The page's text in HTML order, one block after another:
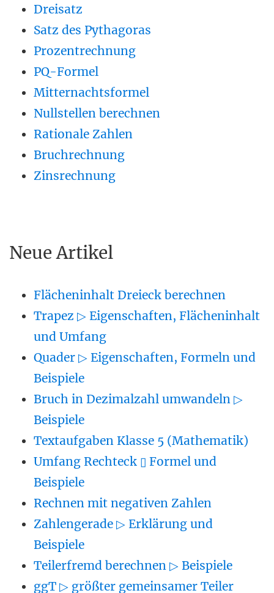
Dreisatz
Satz des Pythagoras
Prozentrechnung
PQ-Formel
Mitternachtsformel
Nullstellen berechnen
Rationale Zahlen
Bruchrechnung
Zinsrechnung
Neue Artikel
Flächeninhalt Dreieck berechnen
Trapez ▷ Eigenschaften, Flächeninhalt
und Umfang
Quader ▷ Eigenschaften, Formeln und
Beispiele
Bruch in Dezimalzahl umwandeln ▷
Beispiele
Textaufgaben Klasse 5 (Mathematik)
Umfang Rechteck ▯ Formel und
Beispiele
Rechnen mit negativen Zahlen
Zahlengerade ▷ Erklärung und
Beispiele
Teilerfremd berechnen ▷ Beispiele
ggT ▷ größter gemeinsamer Teiler